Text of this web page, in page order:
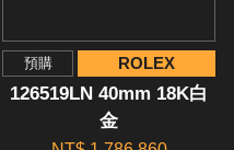
預購 ROLEX
126519LN 40mm 18K白
金